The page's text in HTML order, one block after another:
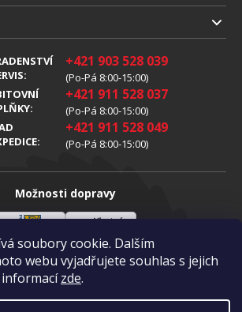
soubory cookie. Dalším
webu vyjadřujete souhlas s jejich
informacízde.
údajů
+421 903 528 039
(Po-Pá 8:00-15:00)
+421 911 528 037
(Po-Pá 8:00-15:00)
+421 911 528 049
(Po-Pá 8:00-15:00)
Možnosti dopravy
Vlastní
doprava
Možnosti platby
Mastercard Dobírka